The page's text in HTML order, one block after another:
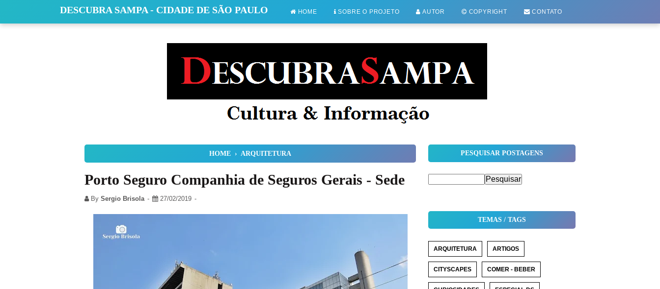
DESCUBRA SAMPA - CIDADE DE SÃO PAULO HOME SOBRE O PROJETO AUTOR COPYRIGHT CONTATO
HOME › ARQUITETURA
Porto Seguro Companhia de Seguros Gerais - Sede
By Sergio Brisola 27/02/2019
PESQUISAR POSTAGENS
TEMAS / TAGS
ARQUITETURA ARTIGOS
CITYSCAPES COMER - BEBER